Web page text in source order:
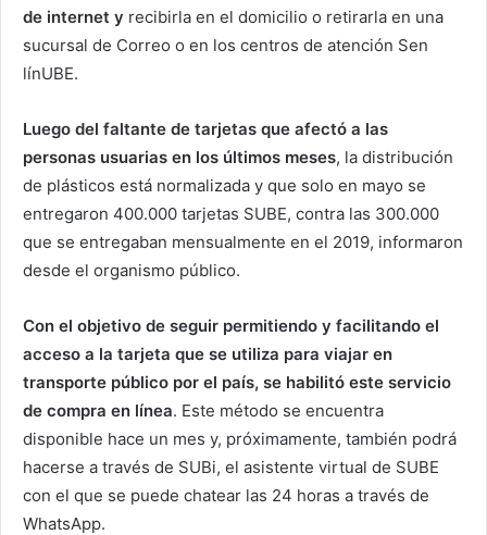
de internet y recibirla en el domicilio o retirarla en una
sucursal de Correo o en los centros de atención Sen
línUBE.
Luego del faltante de tarjetas que afectó a las
personas usuarias en los últimos meses, la distribución
de plásticos está normalizada y que solo en mayo se
entregaron 400.000 tarjetas SUBE, contra las 300.000
que se entregaban mensualmente en el 2019, informaron
desde el organismo público.
Con el objetivo de seguir permitiendo y facilitando el
acceso a la tarjeta que se utiliza para viajar en
transporte público por el país, se habilitó este servicio
de compra en línea. Este método se encuentra
disponible hace un mes y, próximamente, también podrá
hacerse a través de SUBi, el asistente virtual de SUBE
con el que se puede chatear las 24 horas a través de
WhatsApp.